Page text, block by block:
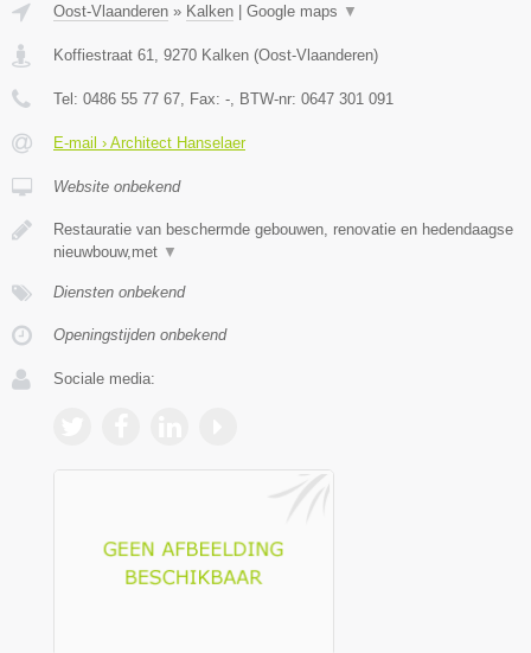
Oost-Vlaanderen » Kalken | Google maps ▼
Koffiestraat 61 9270 Kalken (Oost-Vlaanderen)
Tel: 0486 55 77 67 , Fax: - , BTW-nr: 0647 301 091
E-mail › Architect Hanselaer
Website onbekend
Restauratie van beschermde gebouwen, renovatie en hedendaagse
nieuwbouw,met ▼
Diensten onbekend
Openingstijden onbekend
Sociale media: